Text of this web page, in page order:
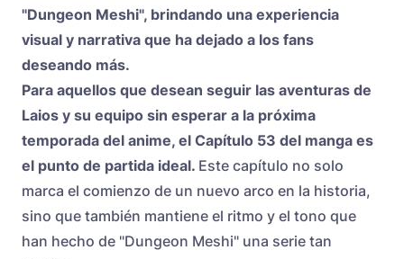
"Dungeon Meshi", brindando una experiencia
visual y narrativa que ha dejado a los fans
deseando más.
Para aquellos que desean seguir las aventuras de
Laios y su equipo sin esperar a la próxima
temporada del anime, el Capítulo 53 del manga es
el punto de partida ideal. Este capítulo no solo
marca el comienzo de un nuevo arco en la historia,
sino que también mantiene el ritmo y el tono que
han hecho de "Dungeon Meshi" una serie tan